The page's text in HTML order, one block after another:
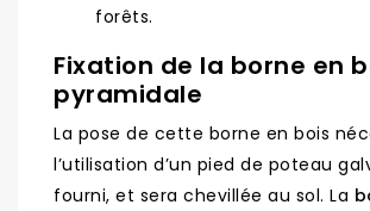
forêts.
Fixation de la borne en
pyramidale
La pose de cette borne en bois
l’utilisation d’un pied de poteau
fourni, et sera chevillée au sol. La